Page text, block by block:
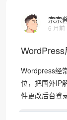
宗宗
6 月前
Wordpress经
位，把国外IP
件更改后台登